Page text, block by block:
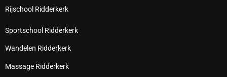
Rijschool Ridderkerk
Sportschool Ridderkerk
Wandelen Ridderkerk
Massage Ridderkerk